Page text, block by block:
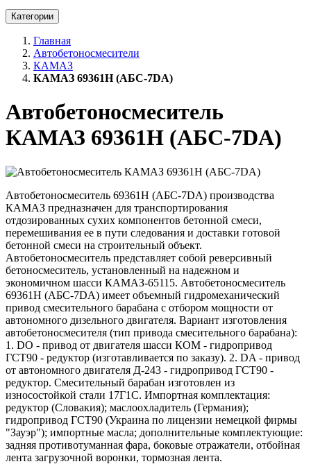
Категории
Главная
Автобетоносмесители
КАМАЗ
КАМАЗ 69361H (АБС-7DA)
Автобетоносмеситель
КАМАЗ 69361H (АБС-7DA)
Автобетоносмеситель 69361H (АБС-7DA) производства
КАМАЗ предназначен для транспортирования
отдозированных сухих компонентов бетонной смеси,
перемешивания ее в пути следования и доставки готовой
бетонной смеси на строительный объект.
Автобетоносмеситель представляет собой реверсивный
бетоносмеситель, установленный на надежном и
экономичном шасси КАМАЗ-65115. Автобетоносмеситель
69361H (АБС-7DА) имеет объемный гидромеханический
привод смесительного барабана с отбором мощности от
автономного дизельного двигателя. Вариант изготовления
автобетоносмесителя (тип привода смесительного барабана):
1. DO - привод от двигателя шасси КОМ - гидропривод
ГСТ90 - редуктор (изготавливается по заказу). 2. DA - привод
от автономного двигателя Д-243 - гидропривод ГСТ90 -
редуктор. Смесительный барабан изготовлен из
износостойкой стали 17Г1С. Импортная комплектация:
редуктор (Словакия); маслоохладитель (Германия);
гидропривод ГСТ90 (Украина по лицензии немецкой фирмы
"Зауэр"); импортные масла; дополнительные комплектующие:
задняя противотуманная фара, боковые отражатели, отбойная
лента загрузочной воронки, тормозная лента.